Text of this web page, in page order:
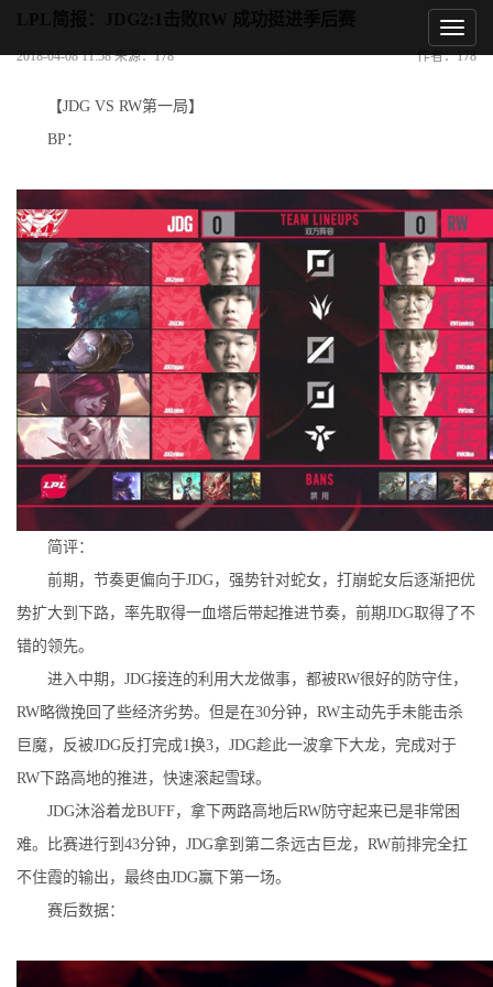
2018-04-08 11:58 来源：178 作者：178
【JDG VS RW第一局】
BP：
简评：
前期，节奏更偏向于JDG，强势针对蛇女，打崩蛇女后逐渐把优
势扩大到下路，率先取得一血塔后带起推进节奏，前期JDG取得了不
错的领先。
进入中期，JDG接连的利用大龙做事，都被RW很好的防守住，
RW略微挽回了些经济劣势。但是在30分钟，RW主动先手未能击杀
巨魔，反被JDG反打完成1换3，JDG趁此一波拿下大龙，完成对于
RW下路高地的推进，快速滚起雪球。
JDG沐浴着龙BUFF，拿下两路高地后RW防守起来已是非常困
难。比赛进行到43分钟，JDG拿到第二条远古巨龙，RW前排完全扛
不住霞的输出，最终由JDG赢下第一场。
赛后数据：